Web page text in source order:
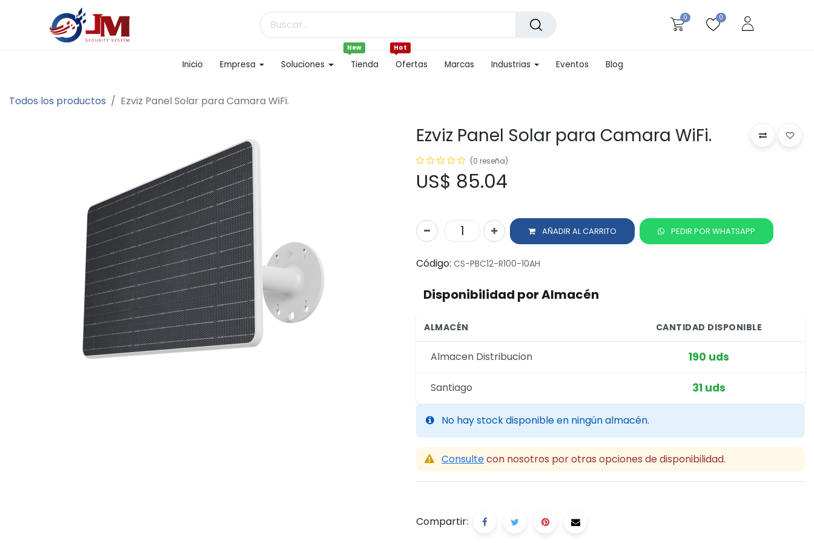
0 0
Inicio Empresa Soluciones Tienda
New
Ofertas
Hot
Marcas Industrias Eventos Blog
Todos los productos Ezviz Panel Solar para Camara WiFi.
Ezviz Panel Solar para Camara WiFi.
(0 reseña)
US$ 85.04
AÑADIR AL CARRITO PEDIR POR WHATSAPP
Código: CS-PBC12-R100-10AH
Disponibilidad por Almacén
ALMACÉN CANTIDAD DISPONIBLE
Almacen Distribucion 190 uds
Santiago 31 uds
No hay stock disponible en ningún almacén.
Consultecon nosotros por otras opciones de disponibilidad.
Compartir: